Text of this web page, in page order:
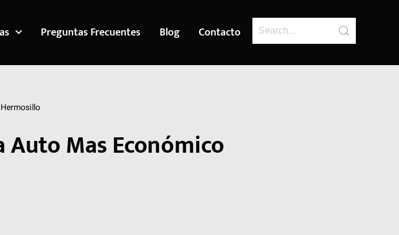
Preguntas Frecuentes Blog Contacto
Auto Mas Económico